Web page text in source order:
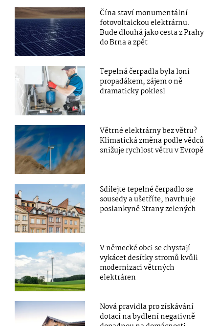
Čína staví monumentální
fotovoltaickou elektrárnu.
Bude dlouhá jako cesta z Prahy
do Brna a zpět
Tepelná čerpadla byla loni
propadákem, zájem o ně
dramaticky poklesl
Větrné elektrárny bez větru?
Klimatická změna podle vědců
snižuje rychlost větru v Evropě
Sdílejte tepelné čerpadlo se
sousedy a ušetříte, navrhuje
poslankyně Strany zelených
V německé obci se chystají
vykácet desítky stromů kvůli
modernizaci větrných
elektráren
Nová pravidla pro získávání
dotací na bydlení negativně